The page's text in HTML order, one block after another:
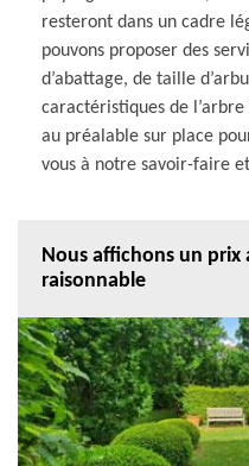
resteront dans un cadre
pouvons proposer des
d’abattage, de taille
caractéristiques de
au préalable sur place
vous à notre savoir-faire
Nous affichons un prix
raisonnable